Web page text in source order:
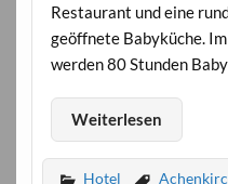
Restaurant und eine
geöffnete Babyküche.
werden 80 Stunden
Weiterlesen
Hotel